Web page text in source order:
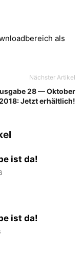
als
Nächster Artikel
28 — Oktober
Jetzt erhältlich!
ist da!
ist da!